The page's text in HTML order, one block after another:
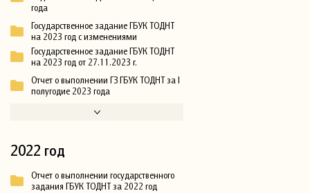
года
Государственное задание ГБУК ТОДНТ
на 2023 год с изменениями
Государственное задание ГБУК ТОДНТ
на 2023 год от 27.11.2023 г.
Отчет о выполнении ГЗ ГБУК ТОДНТ за I
полугодие 2023 года
2022 год
Отчет о выполнении государственного
задания ГБУК ТОДНТ за 2022 год